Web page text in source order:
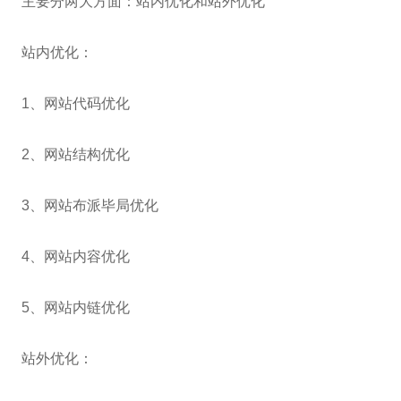
站内优化：
1、网站代码优化
2、网站结构优化
3、网站布派毕局优化
4、网站内容优化
5、网站内链优化
站外优化：